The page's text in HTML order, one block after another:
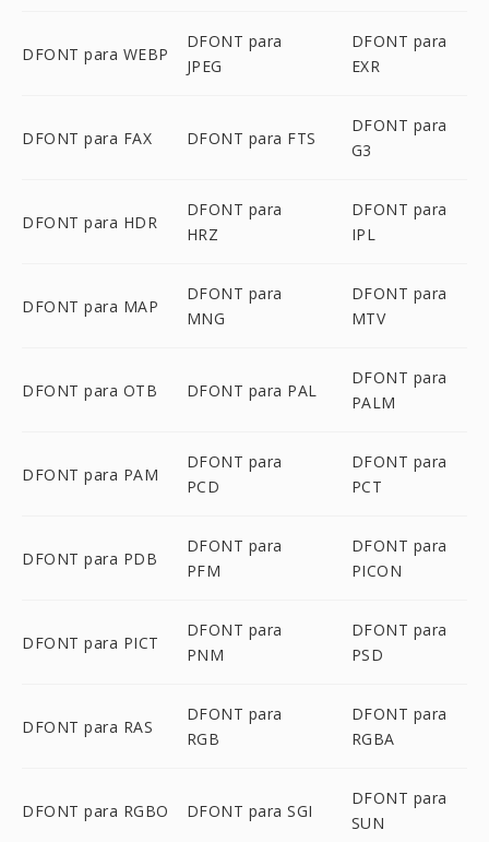
DFONT para WEBP
DFONT para
JPEG
DFONT para
EXR
DFONT para FAX DFONT para FTS
DFONT para
G3
DFONT para HDR
DFONT para
HRZ
DFONT para
IPL
DFONT para MAP
DFONT para
MNG
DFONT para
MTV
DFONT para OTB DFONT para PAL
DFONT para
PALM
DFONT para PAM
DFONT para
PCD
DFONT para
PCT
DFONT para PDB
DFONT para
PFM
DFONT para
PICON
DFONT para PICT
DFONT para
PNM
DFONT para
PSD
DFONT para RAS
DFONT para
RGB
DFONT para
RGBA
DFONT para RGBO DFONT para SGI
DFONT para
SUN